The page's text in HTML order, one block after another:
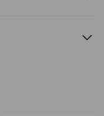
используйте
FLORENTINA